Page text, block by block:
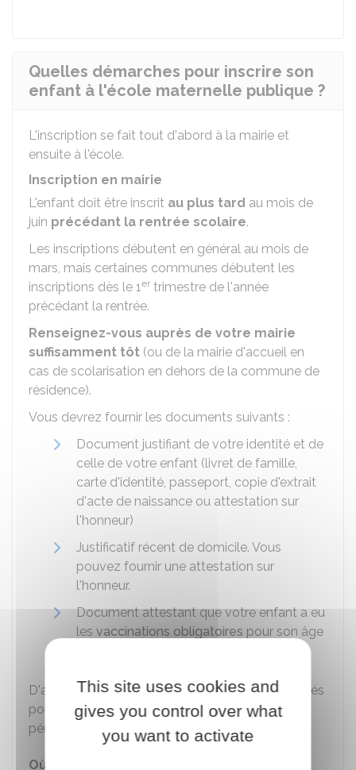
Quelles démarches pour inscrire son
enfant à l'école maternelle publique ?
L'inscription se fait tout d'abord à la mairie et
ensuite à l'école.
Inscription en mairie
L'enfant doit être inscrit au plus tard au mois de
juin précédant la rentrée scolaire.
Les inscriptions débutent en général au mois de
mars, mais certaines communes débutent les
inscriptions dès le 1er trimestre de l'année
précédant la rentrée.
Renseignez-vous auprès de votre mairie
suffisamment tôt (ou de la mairie d'accueil en
cas de scolarisation en dehors de la commune de
résidence).
Vous devrez fournir les documents suivants :
Document justifiant de votre identité et de
celle de votre enfant (livret de famille,
carte d'identité, passeport, copie d'extrait
d'acte de naissance ou attestation sur
l'honneur)
Justificatif récent de domicile. Vous
pouvez fournir une attestation sur
l'honneur.
Document attestant que votre enfant a eu
les vaccinations obligatoires pour son âge
D'autres documents peuvent aussi être demandés
pour la cantine scolaire ou les activités
périscolaires.
Où s'adresser ?
This site uses cookies and
gives you control over what
you want to activate